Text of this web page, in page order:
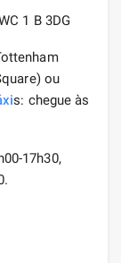
1 B 3DG
ou
s: chegue às
17h30,